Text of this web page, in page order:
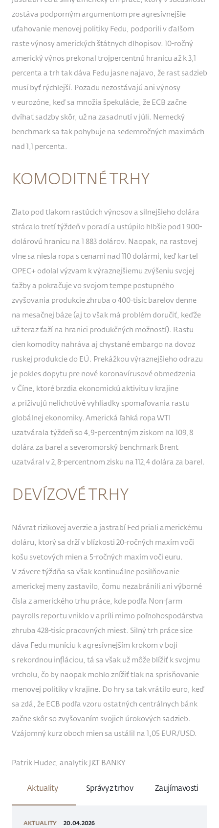
zostáva podporným argumentom pre agresívnejšie
uťahovanie menovej politiky Fedu, podporili v ďalšom
raste výnosy amerických štátnych dlhopisov. 10-ročný
americký výnos prekonal trojpercentnú hranicu až k 3,1
percenta a trh tak dáva Fedu jasne najavo, že rast sadzieb
musí byť rýchlejší. Pozadu nezostávajú ani výnosy
v eurozóne, keď sa množia špekulácie, že ECB začne
dvíhať sadzby skôr, už na zasadnutí v júli. Nemecký
benchmark sa tak pohybuje na sedemročných maximách
nad 1,1 percenta.
KOMODITNÉ TRHY
Zlato pod tlakom rastúcich výnosov a silnejšieho dolára
strácalo tretí týždeň v poradí a ustúpilo hlbšie pod 1 900-
dolárovú hranicu na 1 883 dolárov. Naopak, na rastovej
vlne sa niesla ropa s cenami nad 110 dolármi, keď kartel
OPEC+ odolal výzvam k výraznejšiemu zvýšeniu svojej
ťažby a pokračuje vo svojom tempe postupného
zvyšovania produkcie zhruba o 400-tisíc barelov denne
na mesačnej báze (aj to však má problém doručiť, keďže
už teraz ťaží na hranici produkčných možností). Rastu
cien komodity nahráva aj chystané embargo na dovoz
ruskej produkcie do EÚ. Prekážkou výraznejšieho odrazu
je pokles dopytu pre nové koronavírusové obmedzenia
v Číne, ktoré brzdia ekonomickú aktivitu v krajine
a priživujú nelichotivé vyhliadky spomaľovania rastu
globálnej ekonomiky. Americká ľahká ropa WTI
uzatvárala týždeň so 4,9-percentným ziskom na 109,8
dolára za barel a severomorský benchmark Brent
uzatváral v 2,8-percentnom zisku na 112,4 dolára za barel.
DEVÍZOVÉ TRHY
Návrat rizikovej averzie a jastrabí Fed priali americkému
doláru, ktorý sa drží v blízkosti 20-ročných maxím voči
košu svetových mien a 5-ročných maxím voči euru.
V závere týždňa sa však kontinuálne posilňovanie
americkej meny zastavilo, čomu nezabránili ani výborné
čísla z amerického trhu práce, kde podľa Non-farm
payrolls reportu vniklo v apríli mimo poľnohospodárstva
zhruba 428-tisíc pracovných miest. Silný trh práce síce
dáva Fedu muníciu k agresívnejším krokom v boji
s rekordnou infláciou, tá sa však už môže blížiť k svojmu
vrcholu, čo by naopak mohlo znížiť tlak na sprísňovanie
menovej politiky v krajine. Do hry sa tak vrátilo euro, keď
sa zdá, že ECB podľa vzoru ostatných centrálnych bánk
začne skôr so zvyšovaním svojich úrokových sadzieb.
Vzájomný kurz oboch mien sa ustálil na 1,05 EUR/USD.
Patrik Hudec, analytik J&T BANKY
Aktuality Správy z trhov Zaujímavosti
AKTUALITY 20.04.2026